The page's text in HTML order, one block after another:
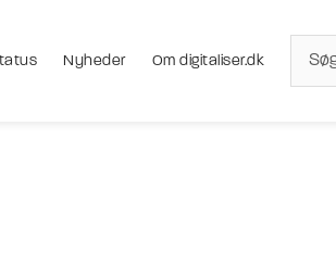
Nyheder Om digitaliser.dk